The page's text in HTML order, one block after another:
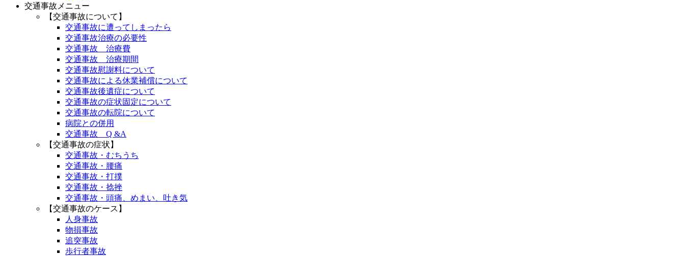
交通事故メニュー
【交通事故について】
交通事故に遭ってしまったら
交通事故治療の必要性
交通事故 治療費
交通事故 治療期間
交通事故慰謝料について
交通事故による休業補償について
交通事故後遺症について
交通事故の症状固定について
交通事故の転院について
病院との併用
交通事故 Q &A
【交通事故の症状】
交通事故・むちうち
交通事故・腰痛
交通事故・打撲
交通事故・捻挫
交通事故・頭痛、めまい、吐き気
【交通事故のケース】
人身事故
物損事故
追突事故
歩行者事故